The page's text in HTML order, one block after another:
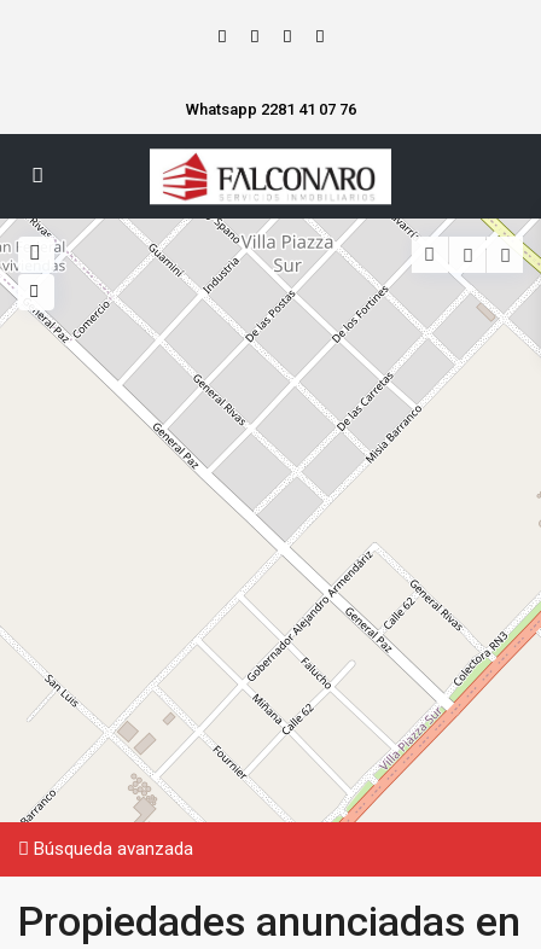
Whatsapp 2281 41 07 76
Búsqueda avanzada
Propiedades anunciadas en